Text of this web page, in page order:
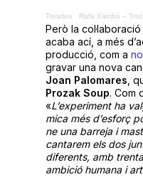
Tresdeu · Rafa Xambó –
Però la
acaba ací, a més
producció, com a
gravar una nova
Joan Palomares ,
Prozak Soup. Com
«L’experiment ha
mica més d’esforç
ne una barreja i
cantarem els dos
diferents, amb
ambició humana i